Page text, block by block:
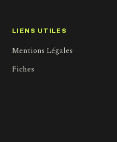
LIENS UTILES
Mentions Légales
Fiches